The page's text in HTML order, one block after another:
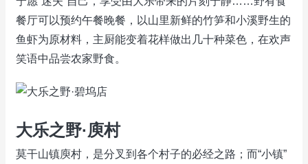
餐厅可以预约午餐晚餐，以山里新鲜的竹笋和小溪野生的
鱼虾为原材料，主厨能变着花样做出几十种菜色，在欢声
笑语中品尝农家野食。
大乐之野·庾村
莫干山镇庾村，是分叉到各个村子的必经之路；而“小镇”